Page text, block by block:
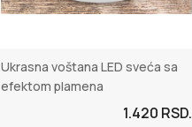
Ukrasna voštana LED sveća sa
efektom plamena
1.420 RSD.